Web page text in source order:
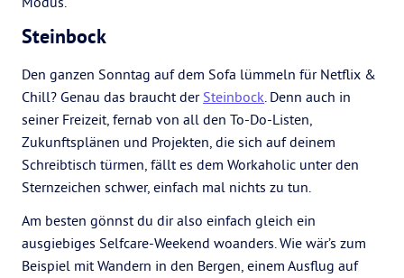
Steinbock
Den ganzen Sonntag auf dem Sofa lümmeln für Netflix &
Chill? Genau das braucht der Steinbock. Denn auch in
seiner Freizeit, fernab von all den To-Do-Listen,
Zukunftsplänen und Projekten, die sich auf deinem
Schreibtisch türmen, fällt es dem Workaholic unter den
Sternzeichen schwer, einfach mal nichts zu tun.
Am besten gönnst du dir also einfach gleich ein
ausgiebiges Selfcare-Weekend woanders. Wie wär’s zum
Beispiel mit Wandern in den Bergen, einem Ausflug auf